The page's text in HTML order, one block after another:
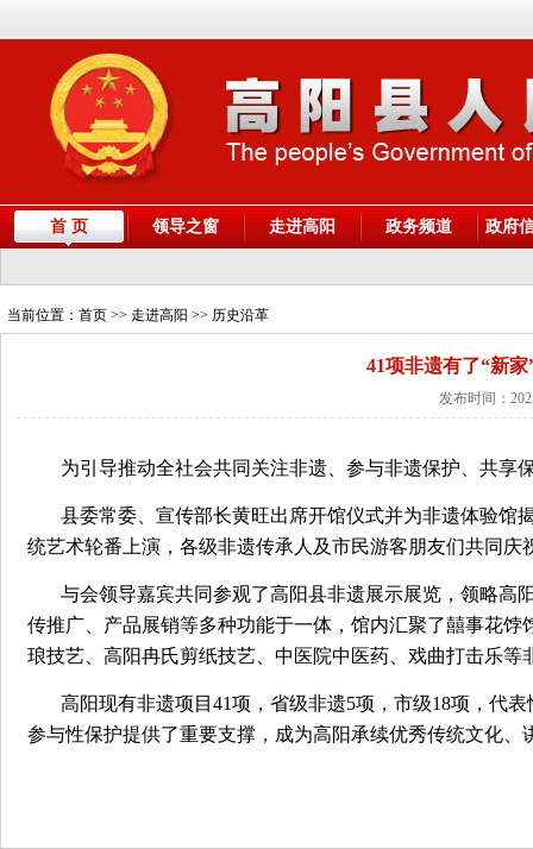
首 页 领导之窗 走进高阳 政务频道 政府
当前位置： 首页 >> 走进高阳 >> 历史沿革
41项非遗有了“新
发布时间：
为引导推动全社会共同关注非遗、参与非遗保护、共享
县委常委、宣传部长黄旺出席开馆仪式并为非遗体验馆
统艺术轮番上演，各级非遗传承人及市民游客朋友们共同庆
与会领导嘉宾共同参观了高阳县非遗展示展览，领略高
传推广、产品展销等多种功能于一体，馆内汇聚了囍事花
琅技艺、高阳冉氏剪纸技艺、中医院中医药、戏曲打击乐等
高阳现有非遗项目41项，省级非遗5项，市级18项，代
参与性保护提供了重要支撑，成为高阳承续优秀传统文化